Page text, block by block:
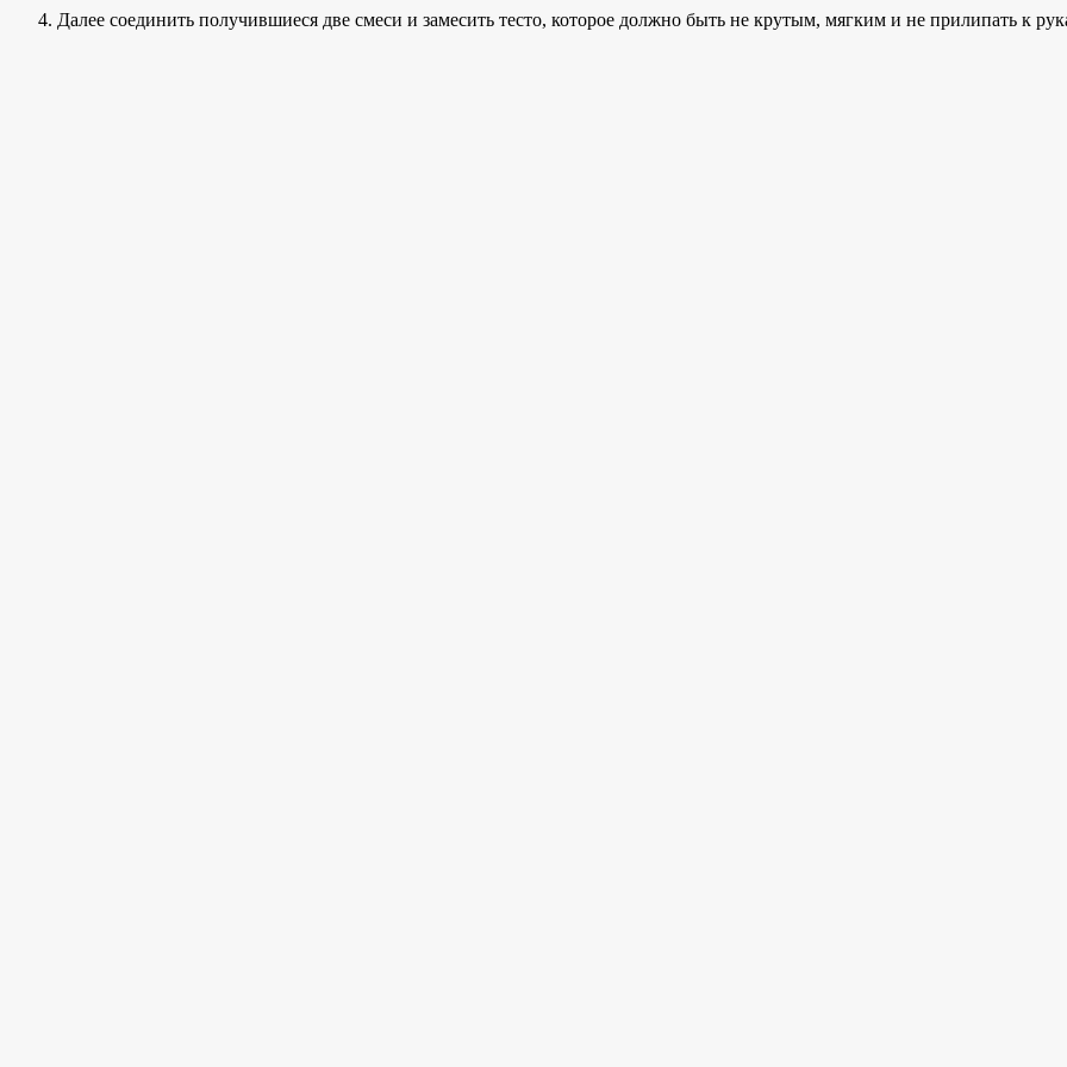
Далее соединить получившиеся две смеси и замесить тесто, которое должно быть не крутым, мягким и не прилипать к